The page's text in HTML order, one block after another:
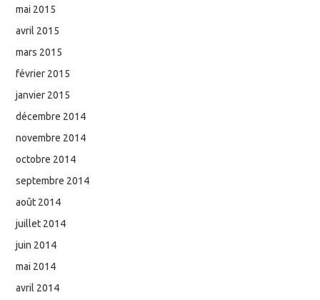
mai 2015
avril 2015
mars 2015
février 2015
janvier 2015
décembre 2014
novembre 2014
octobre 2014
septembre 2014
août 2014
juillet 2014
juin 2014
mai 2014
avril 2014